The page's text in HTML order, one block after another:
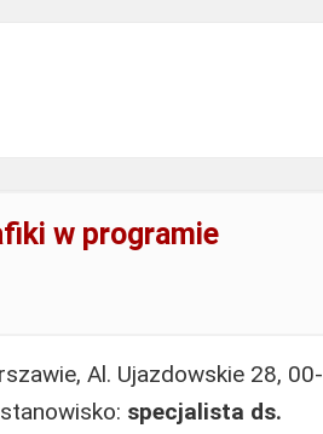
w programie
Al. Ujazdowskie 28, 00-
specjalista ds.